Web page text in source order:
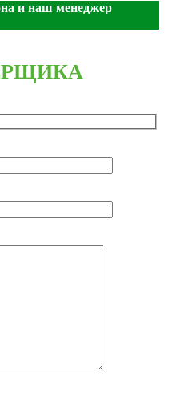
и наш менеджер